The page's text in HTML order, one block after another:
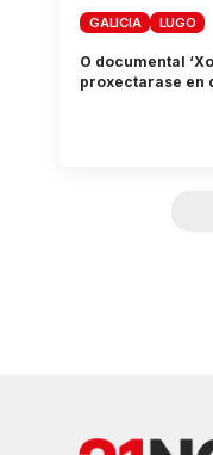
GALICIA LUGO
O documental
proxectarase en